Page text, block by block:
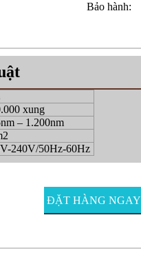
Bảo hành:
xung
– 1.200nm
240V/50Hz-60Hz
ĐẶT HÀNG NGAY